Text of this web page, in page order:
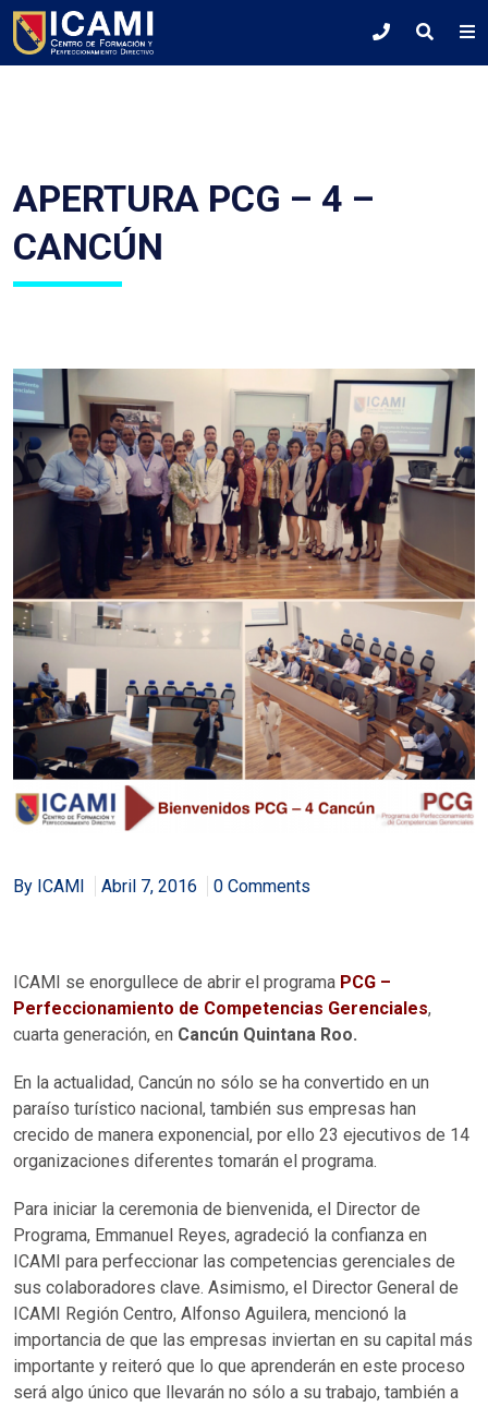
APERTURA PCG – 4 –
CANCÚN
By ICAMI Abril 7, 2016 0 Comments
ICAMI se enorgullece de abrir el programa PCG –
Perfeccionamiento de Competencias Gerenciales,
cuarta generación, en Cancún Quintana Roo.
En la actualidad, Cancún no sólo se ha convertido en un
paraíso turístico nacional, también sus empresas han
crecido de manera exponencial, por ello 23 ejecutivos de 14
organizaciones diferentes tomarán el programa.
Para iniciar la ceremonia de bienvenida, el Director de
Programa, Emmanuel Reyes, agradeció la confianza en
ICAMI para perfeccionar las competencias gerenciales de
sus colaboradores clave. Asimismo, el Director General de
ICAMI Región Centro, Alfonso Aguilera, mencionó la
importancia de que las empresas inviertan en su capital más
importante y reiteró que lo que aprenderán en este proceso
será algo único que llevarán no sólo a su trabajo, también a